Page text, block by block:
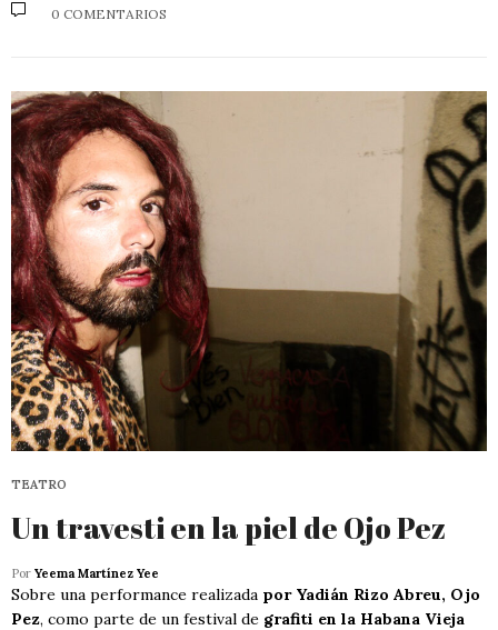
0 COMENTARIOS
TEATRO
Un travesti en la piel de Ojo Pez
Por Yeema Martínez Yee
Sobre una performance realizada por Yadián Rizo Abreu, Ojo
Pez, como parte de un festival de grafiti en la Habana Vieja